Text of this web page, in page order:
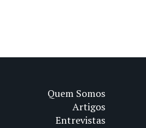
Quem Somos
Artigos
Entrevistas